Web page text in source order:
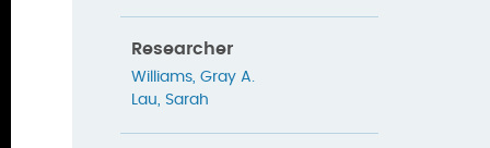
Researcher
Williams, Gray A.
Lau, Sarah